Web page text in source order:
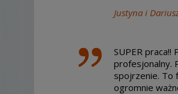
Justyna i Dariusz
SUPER praca!!
profesjonalny.
spojrzenie. To
ogromnie